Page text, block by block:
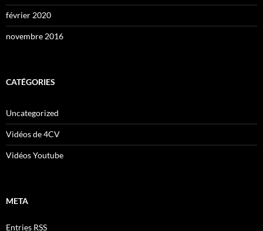
février 2020
novembre 2016
CATÉGORIES
Uncategorized
Vidéos de 4CV
Vidéos Youtube
META
Entries RSS